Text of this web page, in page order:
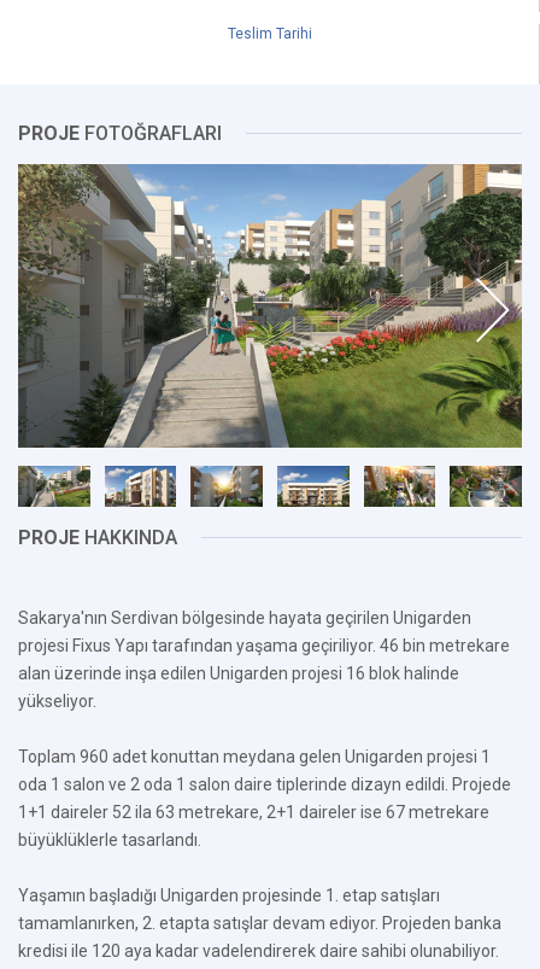
Teslim Tarihi
PROJE FOTOĞRAFLARI
PROJE HAKKINDA
Sakarya'nın Serdivan bölgesinde hayata geçirilen Unigarden
projesi Fixus Yapı tarafından yaşama geçiriliyor. 46 bin metrekare
alan üzerinde inşa edilen Unigarden projesi 16 blok halinde
yükseliyor.
Toplam 960 adet konuttan meydana gelen Unigarden projesi 1
oda 1 salon ve 2 oda 1 salon daire tiplerinde dizayn edildi. Projede
1+1 daireler 52 ila 63 metrekare, 2+1 daireler ise 67 metrekare
büyüklüklerle tasarlandı.
Yaşamın başladığı Unigarden projesinde 1. etap satışları
tamamlanırken, 2. etapta satışlar devam ediyor. Projeden banka
kredisi ile 120 aya kadar vadelendirerek daire sahibi olunabiliyor.